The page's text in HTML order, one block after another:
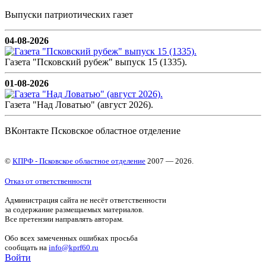
Выпуски патриотических газет
04-08-2026
Газета "Псковский рубеж" выпуск 15 (1335).
01-08-2026
Газета "Над Ловатью" (август 2026).
ВКонтакте Псковское областное отделение
© КПРФ - Псковское областное отделение 2007 — 2026.
Отказ от ответственности
Администрация сайта не несёт ответственности
за содержание размещаемых материалов.
Все претензии направлять авторам.
Обо всех замеченных ошибках просьба
сообщать на info@kprf60.ru
Войти